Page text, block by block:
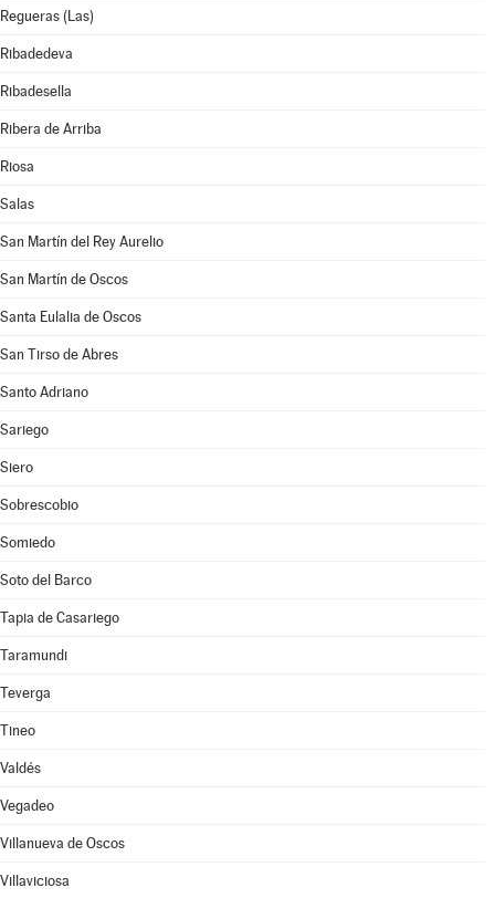
Regueras (Las)
Ribadedeva
Ribadesella
Ribera de Arriba
Riosa
Salas
San Martín del Rey Aurelio
San Martín de Oscos
Santa Eulalia de Oscos
San Tirso de Abres
Santo Adriano
Sariego
Siero
Sobrescobio
Somiedo
Soto del Barco
Tapia de Casariego
Taramundi
Teverga
Tineo
Valdés
Vegadeo
Villanueva de Oscos
Villaviciosa